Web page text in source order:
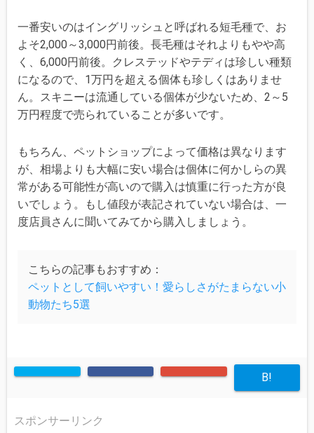
一番安いのはイングリッシュと呼ばれる短毛種で、お
よそ2,000～3,000円前後。長毛種はそれよりもやや高
く、6,000円前後。クレステッドやテディは珍しい種類
になるので、1万円を超える個体も珍しくはありませ
ん。スキニーは流通している個体が少ないため、2～5
万円程度で売られていることが多いです。
もちろん、ペットショップによって価格は異なります
が、相場よりも大幅に安い場合は個体に何かしらの異
常がある可能性が高いので購入は慎重に行った方が良
いでしょう。もし値段が表記されていない場合は、一
度店員さんに聞いてみてから購入しましょう。
こちらの記事もおすすめ：
ペットとして飼いやすい！愛らしさがたまらない小
動物たち5選
B!
スポンサーリンク